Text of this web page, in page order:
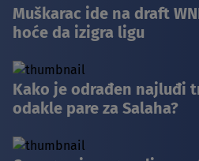
Muškarac ide na draft
hoće da izigra ligu
Kako je odrađen najluđi
odakle pare za Salaha?